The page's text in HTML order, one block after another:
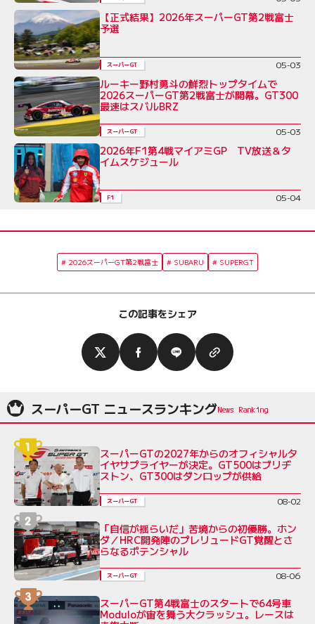
【正式結果】2026年スーパーGT第2戦富士
予選
スーパーGT 05-03
ルーキー野村勇斗の鮮烈トップタイムで
2026スーパーGT第2戦富士が開幕。GT300
最速はスバルBRZ
スーパーGT 05-03
2026年F1第4戦マイアミGP TV放送＆タ
イムスケジュール
F1 05-04
2026スーパーGT第2戦富士 SUBARU SUPERGT
この記事をシェア
スーパーGT ニュースランキング
スーパーGTの2027年からのオフィシャルタ
イヤサプライヤーが決定。GT500はブリヂ
ストン、GT300はダンロップが供給
スーパーGT 08-02
「自信が揺らいだ」苦境からの初優勝。ホン
ダ／HRC開発陣のプレリュードGT覚醒とさ
らなるポテンシャル
スーパーGT 08-06
スーパーGT第4戦富士のスタートで64号車
Moduloが宙を舞う大クラッシュ。レースは